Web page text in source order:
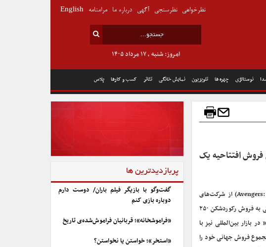
نوستالژی چهره ها تلویزیون نمایش خانگی تئاتر کسب و کارها پلاس
امروز: شنبه , ۱۷ مرداد ۱۴۰۵
نظرخواهی نظرسنجی آگهی درباره ما مرامنامه English
فروش افتتاحیه یک
، “انتقامجویان: جنگ بی‌نهایت” (Avengers: Infinity War) از شرکت‌های
دیزنی در اولین آخر هفته اکران از جمعه تا یکشنبه در بازار آمریکای شمالی به فروش رکوردشکن ۲۵۰
بازار بین‌المللی نیز با
مجموع فروش جهانی خود را
پربازدیدترین ها
گفت‌وگو با بازیگر فیلم باران/ دوست دارم
دوباره بازی کنم
«فراموشخانه»؛ قربانیان فراموش‌شده‌ی تاریخ
«استخر»؛ خواستن یا نخواستن؟